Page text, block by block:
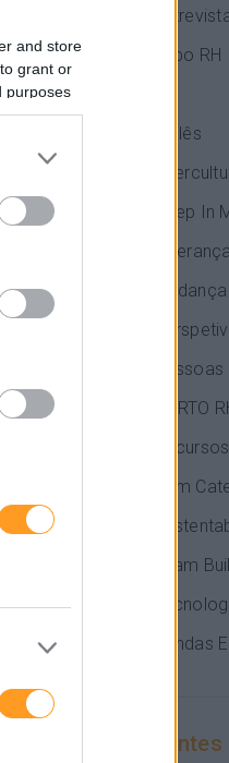
and store
grant or
purposes
Expo RH
Inglês
Keep In
Liderança
Mudança
Pessoas
PORTO
Sem
Team
Vendas
Recentes